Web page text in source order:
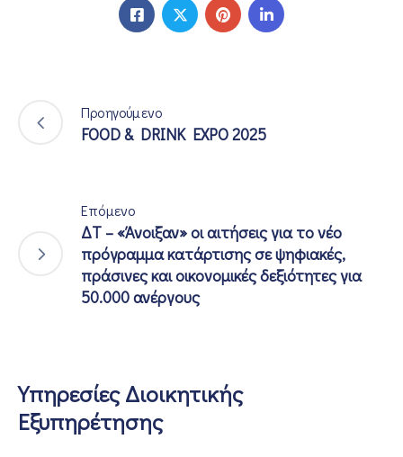
Προηγούμενο
FOOD & DRINK EXPO 2025
Επόμενο
ΔΤ – «Άνοιξαν» οι αιτήσεις για το νέο
πρόγραμμα κατάρτισης σε ψηφιακές,
πράσινες και οικονομικές δεξιότητες για
50.000 ανέργους
Υπηρεσίες Διοικητικής
Εξυπηρέτησης